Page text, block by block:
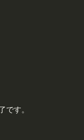
です。